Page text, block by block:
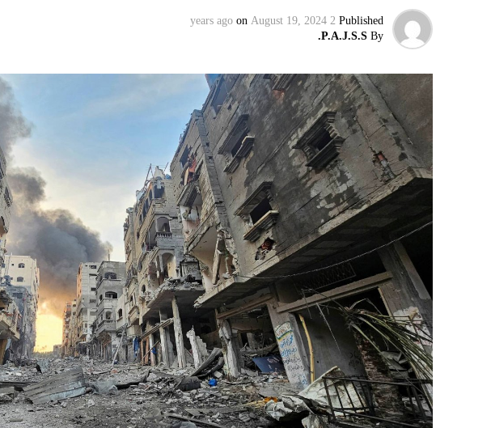
Published
2 years ago
on August 19, 2024
By
P.A.J.S.S.